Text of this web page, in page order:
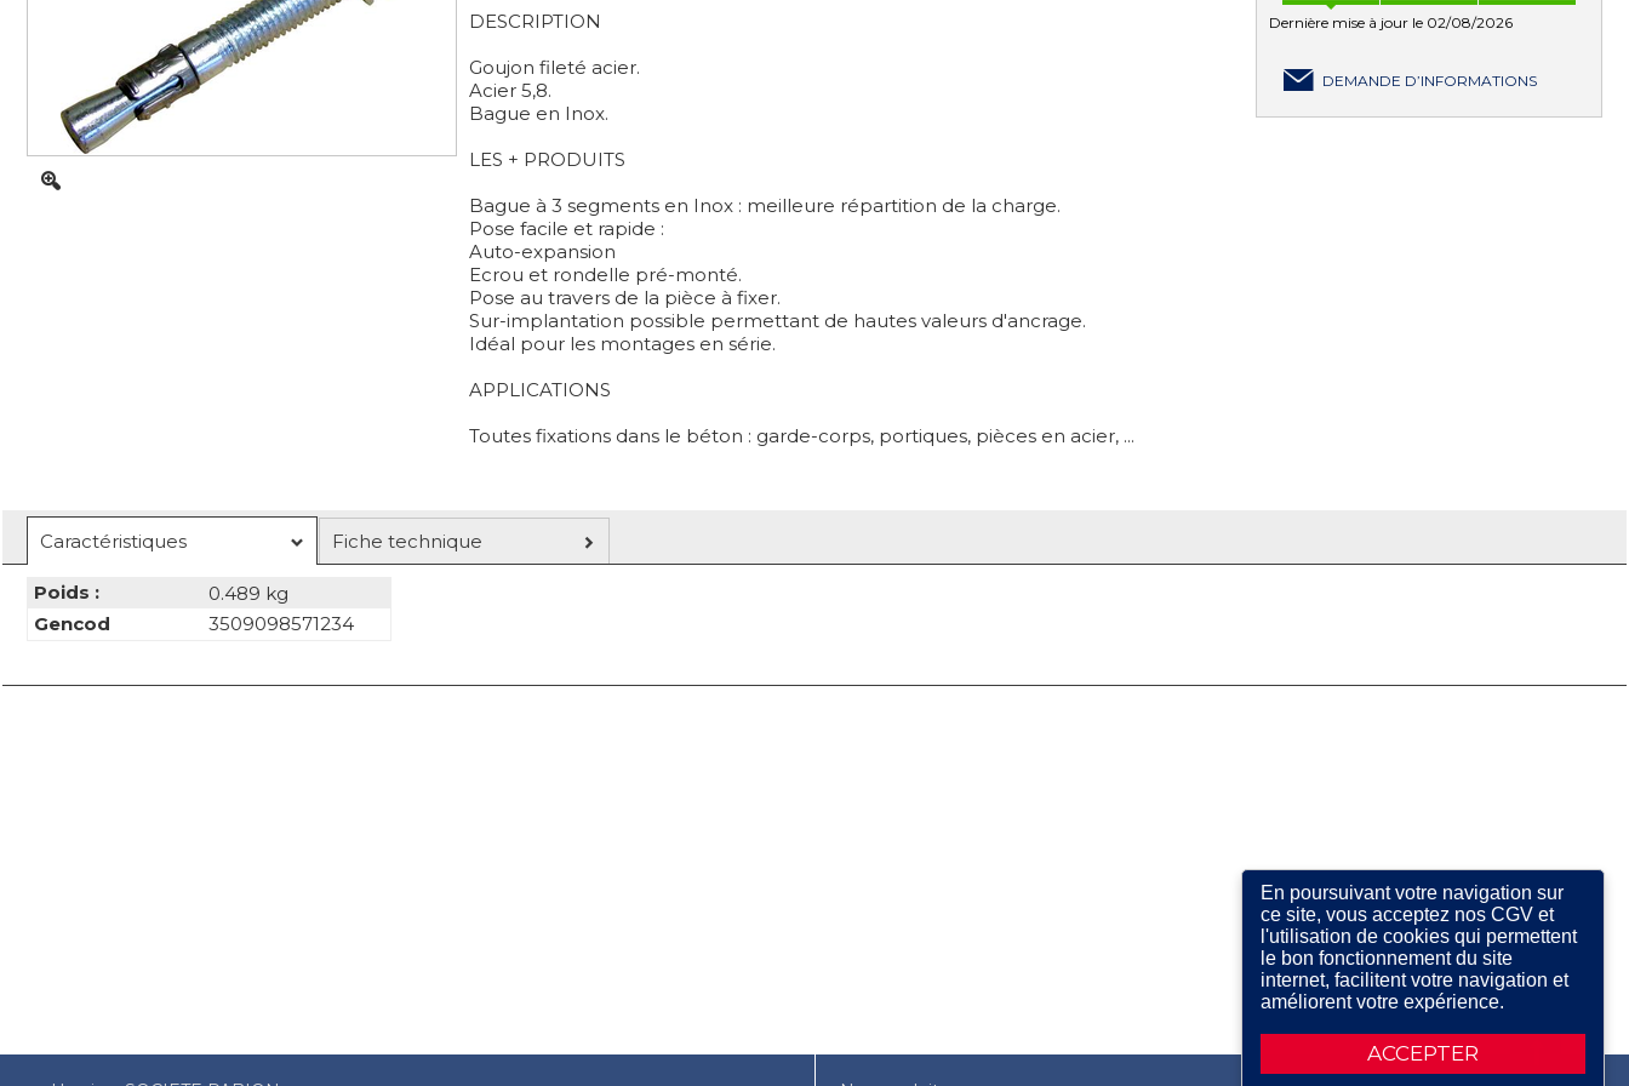
ACCEPTER
En poursuivant votre navigation sur
ce site, vous acceptez nos CGV et
l'utilisation de cookies qui permettent
le bon fonctionnement du site
internet, facilitent votre navigation et
améliorent votre expérience.
DESCRIPTION
Goujon fileté acier.
Acier 5,8.
Bague en Inox.
LES + PRODUITS
Bague à 3 segments en Inox : meilleure répartition de la charge.
Pose facile et rapide :
Auto-expansion
Ecrou et rondelle pré-monté.
Pose au travers de la pièce à fixer.
Sur-implantation possible permettant de hautes valeurs d'ancrage.
Idéal pour les montages en série.
APPLICATIONS
Toutes fixations dans le béton : garde-corps, portiques, pièces en acier, ...
Dernière mise à jour le 02/08/2026
DEMANDE D’INFORMATIONS
Caractéristiques Fiche technique
Poids :
0.489 kg
Gencod
3509098571234